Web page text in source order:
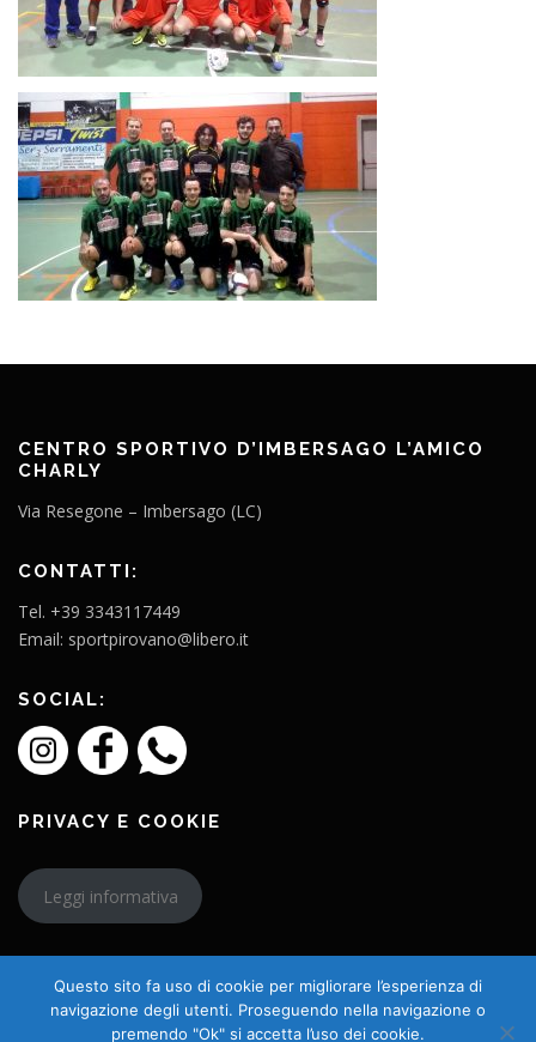
CENTRO SPORTIVO D’IMBERSAGO L’AMICO
CHARLY
Via Resegone – Imbersago (LC)
CONTATTI:
Tel. +39 3343117449
Email: sportpirovano@libero.it
SOCIAL:
PRIVACY E COOKIE
Leggi informativa
Questo sito fa uso di cookie per migliorare l’esperienza di
navigazione degli utenti. Proseguendo nella navigazione o
premendo "Ok" si accetta l’uso dei cookie.